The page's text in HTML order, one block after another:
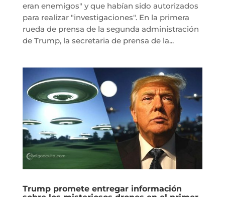
eran enemigos" y que habían sido autorizados
para realizar "investigaciones". En la primera
rueda de prensa de la segunda administración
de Trump, la secretaria de prensa de la...
Trump promete entregar información